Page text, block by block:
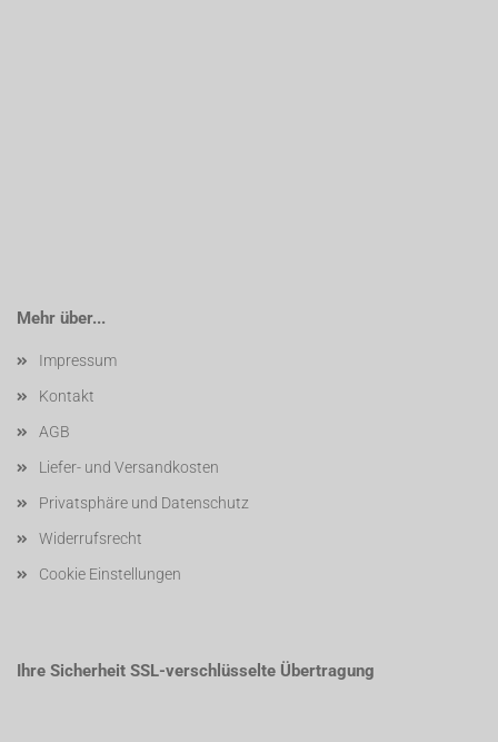
Mehr über...
Impressum
Kontakt
AGB
Liefer- und Versandkosten
Privatsphäre und Datenschutz
Widerrufsrecht
Cookie Einstellungen
Ihre Sicherheit SSL-verschlüsselte Übertragung